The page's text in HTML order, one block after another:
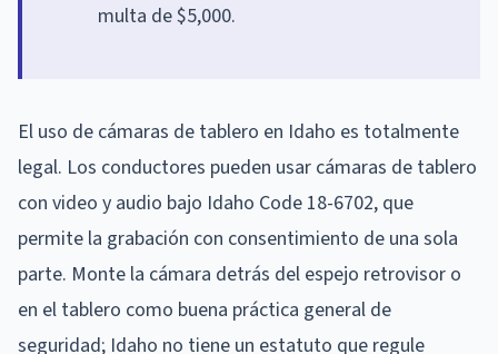
multa de $5,000.
El uso de cámaras de tablero en Idaho es totalmente
legal. Los conductores pueden usar cámaras de tablero
con video y audio bajo Idaho Code 18-6702, que
permite la grabación con consentimiento de una sola
parte. Monte la cámara detrás del espejo retrovisor o
en el tablero como buena práctica general de
seguridad; Idaho no tiene un estatuto que regule